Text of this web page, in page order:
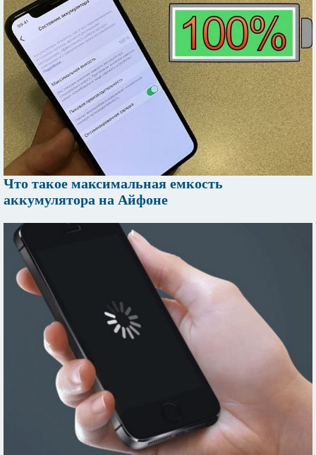
Что такое максимальная емкость
аккумулятора на Айфоне